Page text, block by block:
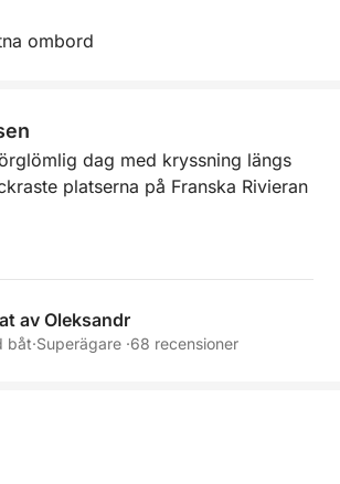
ombord
dag med kryssning längs
platserna på Franska Rivieran
avgår från Cannes och tar
Cap d'Antibes och den charmiga
sur-Mer. ✨ Upptäck kristallklart
utforskar olika platser under
av Oleksandr
båt·Superägare ·68 recensioner